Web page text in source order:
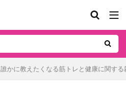
誰かに教えたくなる筋トレと健康に関する